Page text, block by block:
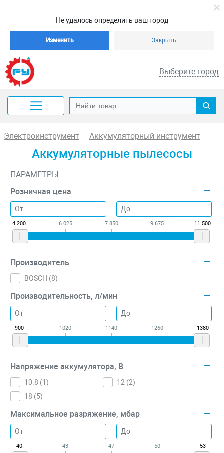
Не удалось определить ваш город
Изменить Закрыть
Выберите город
Электроинструмент Аккумуляторный инструмент
Аккумуляторные пылесосы
ПАРАМЕТРЫ
Розничная цена
4 200 6 025 7 850 9 675 11 500
Производитель
BOSCH (8)
Производительность, л/мин
900 1020 1140 1260 1380
Напряжение аккумулятора, В
10.8 (1 ) 12 (2)
18 (5)
Максимальное разряжение, мбар
40 43 47 50 53